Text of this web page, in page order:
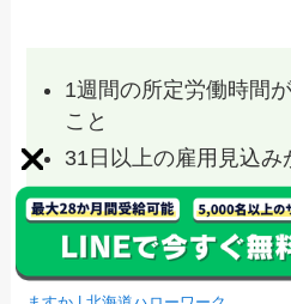
1週間の所定労働時間
こと
31日以上の雇用見込み
出典：アルバイトやパートタイム労